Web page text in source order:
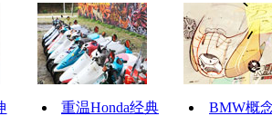
重温Honda经典
BMW概